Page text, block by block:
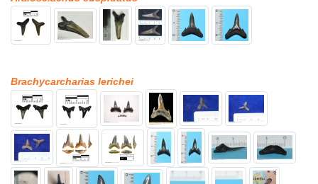
Brachycarcharias lerichei